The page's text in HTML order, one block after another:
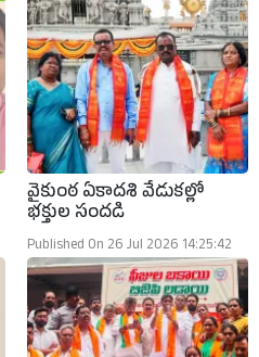
వైకుంఠ ఏకాదశి వేడుకల్లో
భక్తుల సందడి
Published On 26 Jul 2026 14:25:42